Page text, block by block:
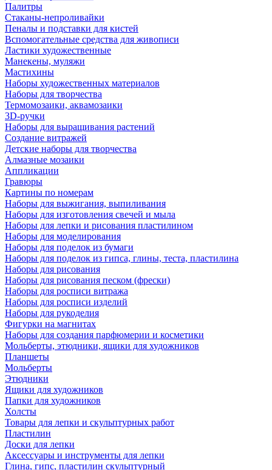
Палитры
Стаканы-непроливайки
Пеналы и подставки для кистей
Вспомогательные средства для живописи
Ластики художественные
Манекены, муляжи
Мастихины
Наборы художественных материалов
Наборы для творчества
Термомозаики, аквамозаики
3D-ручки
Наборы для выращивания растений
Создание витражей
Детские наборы для творчества
Алмазные мозаики
Аппликации
Гравюры
Картины по номерам
Наборы для выжигания, выпиливания
Наборы для изготовления свечей и мыла
Наборы для лепки и рисования пластилином
Наборы для моделирования
Наборы для поделок из бумаги
Наборы для поделок из гипса, глины, теста, пластилина
Наборы для рисования
Наборы для рисования песком (фрески)
Наборы для росписи витража
Наборы для росписи изделий
Наборы для рукоделия
Фигурки на магнитах
Наборы для создания парфюмерии и косметики
Мольберты, этюдники, ящики для художников
Планшеты
Мольберты
Этюдники
Ящики для художников
Папки для художников
Холсты
Товары для лепки и скульптурных работ
Пластилин
Доски для лепки
Аксессуары и инструменты для лепки
Глина, гипс, пластилин скульптурный